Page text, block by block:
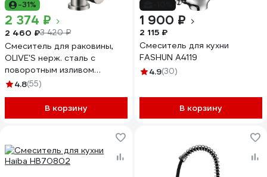
-31%
2 374 ₽
2 460 ₽3 420 ₽
Смеситель для раковины,
OLIVE'S нерж. сталь с
поворотным изливом
BALEAR, 13105BL
4.8(55)
В корзину
1 900 ₽
2 115 ₽
Смеситель для кухни
FASHUN A4119
4.9(30)
В корзину